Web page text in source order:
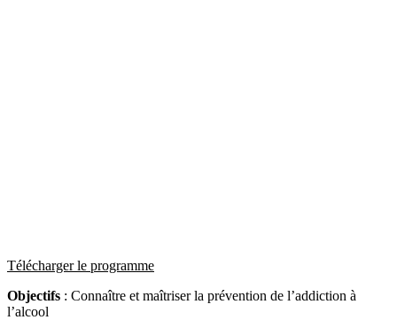
Télécharger le programme
Objectifs : Connaître et maîtriser la prévention de l’addiction à
l’alcool